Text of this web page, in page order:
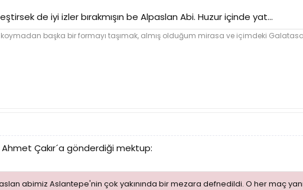
de iyi izler bırakmışın be Alpaslan Abi. Huzur içinde yat...
başka bir formayı taşımak, almış olduğum mirasa ve içimdeki
Ahmet Çakır´a gönderdiği mektup:
abimiz Aslantepe'nin çok yakınında bir mezara defnedildi. O her maç